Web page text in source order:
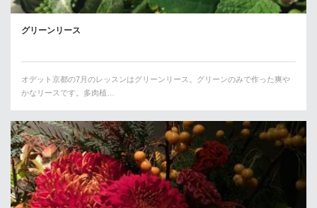
グリーンリース
オデット京都の7月のレッスンはグリーンリース。グリーンのみで作った爽や
かなリースです。多肉植…